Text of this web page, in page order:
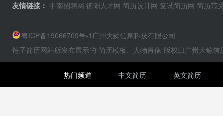
友情链接： 中南招聘网 衡阳人才网 简历设计网 复试简历网 简历范
粤ICP备19066709号-1 广州大鲸信息科技有限公司
锤子简历网站所发布展示的“简历模板、人物肖像”版权归广州大鲸
热门频道 中文简历 英文简历